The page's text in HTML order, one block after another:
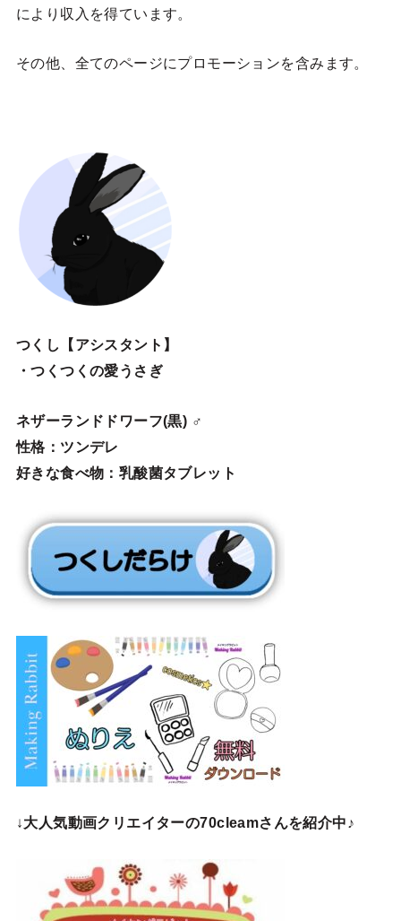
により収入を得ています。
その他、全てのページにプロモーションを含みます。
つくし【アシスタント】
・つくつくの愛うさぎ
ネザーランドドワーフ(黒) ♂
性格：ツンデレ
好きな食べ物：乳酸菌タブレット
↓大人気動画クリエイターの70cleamさんを紹介中♪